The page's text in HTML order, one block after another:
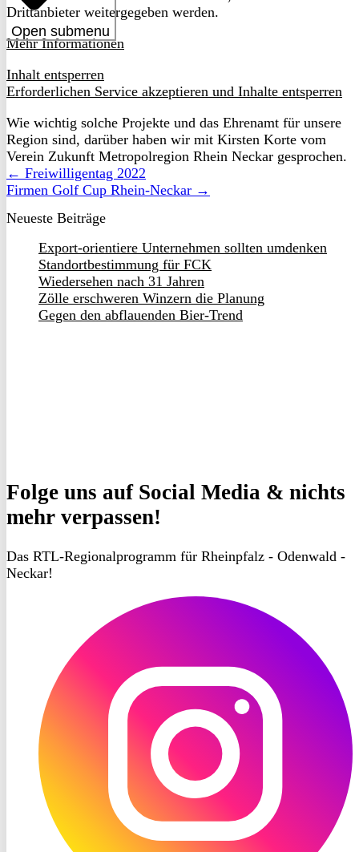
Open submenu
Drittanbieter weitergegeben werden.
Mehr Informationen
Inhalt entsperren
Erforderlichen Service akzeptieren und Inhalte entsperren
Wie wichtig solche Projekte und das Ehrenamt für unsere
Region sind, darüber haben wir mit Kirsten Korte vom
Verein Zukunft Metropolregion Rhein Neckar gesprochen.
← Freiwilligentag 2022
Firmen Golf Cup Rhein-Neckar →
Neueste Beiträge
Export-orientiere Unternehmen sollten umdenken
Standortbestimmung für FCK
Wiedersehen nach 31 Jahren
Zölle erschweren Winzern die Planung
Gegen den abflauenden Bier-Trend
Folge uns auf Social Media & nichts
mehr verpassen!
Das RTL-Regionalprogramm für Rheinpfalz - Odenwald -
Neckar!
Instagram